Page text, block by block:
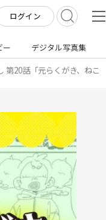
ログイン
ー デジタル写真集
第20話「元らくがき、ねこ